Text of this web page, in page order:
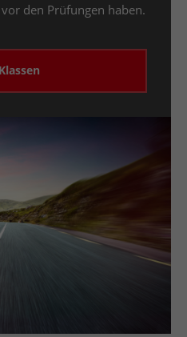
den Prüfungen haben.